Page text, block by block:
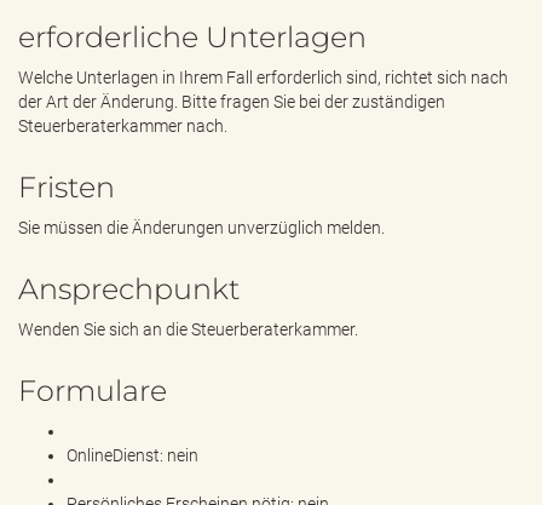
erforderliche Unterlagen
Welche Unterlagen in Ihrem Fall erforderlich sind, richtet sich nach
der Art der Änderung. Bitte fragen Sie bei der zuständigen
Steuerberaterkammer nach.
Fristen
Sie müssen die Änderungen unverzüglich melden.
Ansprechpunkt
Wenden Sie sich an die Steuerberaterkammer.
Formulare
OnlineDienst: nein